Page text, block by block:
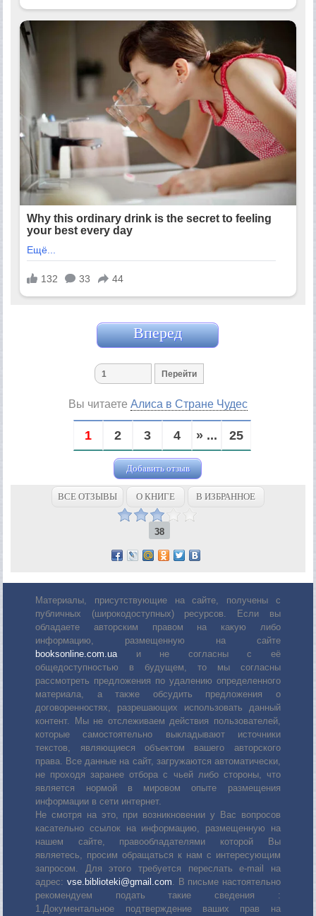
Вперед
Вы читаете Алиса в Стране Чудес
1 2 3 4 » ... 25
Добавить отзыв
ВСЕ ОТЗЫВЫ О КНИГЕ В ИЗБРАННОЕ
38
Материалы, присутствующие на сайте, получены с
публичных (широкодоступных) ресурсов. Если вы
обладаете авторским правом на какую либо
информацию, размещенную на сайте
booksonline.com.uaи не согласны с её
общедоступностью в будущем, то мы согласны
рассмотреть предложения по удалению определенного
материала, а также обсудить предложения о
договоренностях, разрешающих использовать данный
контент. Мы не отслеживаем действия пользователей,
которые самостоятельно выкладывают источники
текстов, являющиеся объектом вашего авторского
права. Все данные на сайт, загружаются автоматически,
не проходя заранее отбора с чьей либо стороны, что
является нормой в мировом опыте размещения
информации в сети интернет.
Не смотря на это, при возникновении у Вас вопросов
касательно ссылок на информацию, размещенную на
нашем сайте, правообладателями которой Вы
являетесь, просим обращаться к нам с интересующим
запросом. Для этого требуется переслать е-mail на
адрес: vse.biblioteki@gmail.com. В письме настоятельно
рекомендуем подать такие сведения :
1.Документальное подтверждение ваших прав на